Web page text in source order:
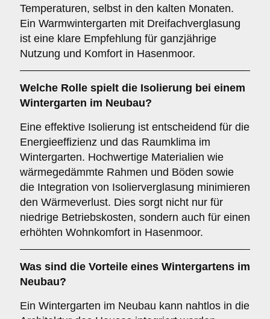
Temperaturen, selbst in den kalten Monaten.
Ein Warmwintergarten mit Dreifachverglasung
ist eine klare Empfehlung für ganzjährige
Nutzung und Komfort in Hasenmoor.
Welche Rolle spielt die Isolierung bei einem
Wintergarten im Neubau?
Eine effektive Isolierung ist entscheidend für die
Energieeffizienz und das Raumklima im
Wintergarten. Hochwertige Materialien wie
wärmegedämmte Rahmen und Böden sowie
die Integration von Isolierverglasung minimieren
den Wärmeverlust. Dies sorgt nicht nur für
niedrige Betriebskosten, sondern auch für einen
erhöhten Wohnkomfort in Hasenmoor.
Was sind die Vorteile eines Wintergartens im
Neubau?
Ein Wintergarten im Neubau kann nahtlos in die